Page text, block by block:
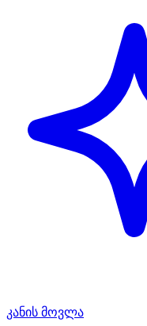
კანის მოვლა